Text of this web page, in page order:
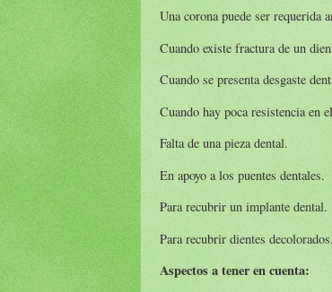
Una corona puede ser requerida
Cuando existe fractura de un
Cuando se presenta desgaste
Cuando hay poca resistencia en
Falta de una pieza dental.
En apoyo a los puentes dentales.
Para recubrir un implante dental.
Para recubrir dientes decolorados.
Aspectos a tener en cuenta: